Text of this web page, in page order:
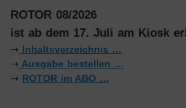
ROTOR 08/2026
ist ab dem 17. Juli am Kiosk
⇢ Inhaltsverzeichnis …
⇢ Ausgabe bestellen …
⇢ ROTOR im ABO …